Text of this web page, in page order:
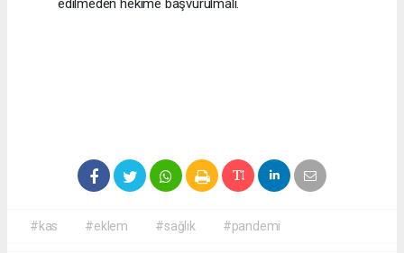
edilmeden hekime başvurulmalı.
#kas #eklem #sağlık #pandemi